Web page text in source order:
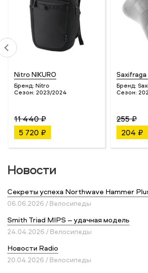
Nitro NIKURO
Бренд: Nitro
Сезон: 2023/2024
11 440 ₽
5 720 ₽
Бренд:
Сезон:
255 ₽
204 ₽
Новости
Секреты успеха Northwave Hammer
06.06.2026 / Велосипеды
Smith Triad MIPS – удачная модель
24.04.2026 / Велосипеды
Новости Radio
20.04.2026 / Велосипеды